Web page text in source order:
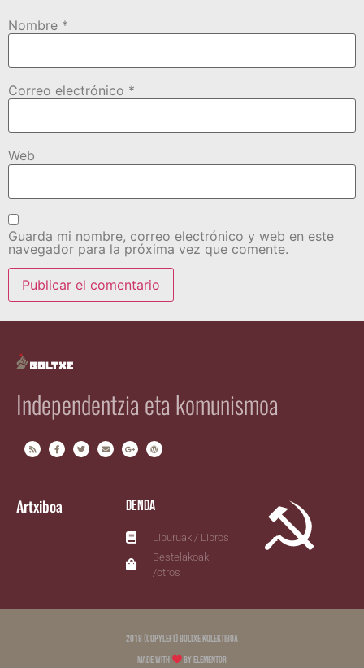
Nombre *
Correo electrónico *
Web
Guarda mi nombre, correo electrónico y web en este
navegador para la próxima vez que comente.
Independentzia eta komunismoa
Artxiboa Denda
Liburuak / Libros
Bestelakoak
/otros
2018 (copyleft) Boltxe Kolektiboa
Made with
by Elementor